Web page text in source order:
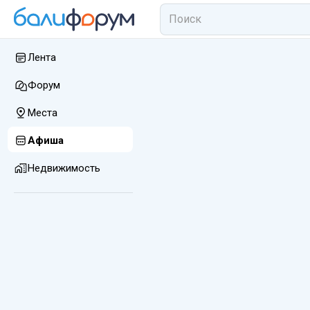
Лента
Форум
Места
Афиша
Недвижимость